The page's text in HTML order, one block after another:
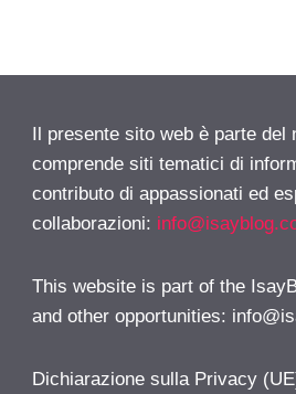
Il presente sito web è parte
comprende siti tematici di
contributo di appassionati ed
collaborazioni:
This website is part of the
and other opportunities:
Dichiarazione sulla Privacy